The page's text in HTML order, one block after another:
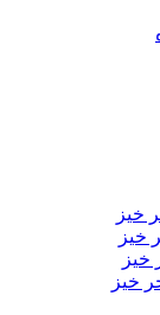
خیز
خیز
خیز